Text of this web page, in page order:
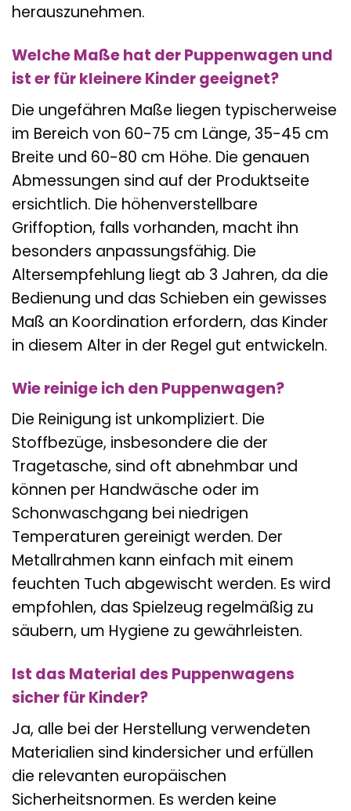
herauszunehmen.
Welche Maße hat der Puppenwagen und
ist er für kleinere Kinder geeignet?
Die ungefähren Maße liegen typischerweise
im Bereich von 60-75 cm Länge, 35-45 cm
Breite und 60-80 cm Höhe. Die genauen
Abmessungen sind auf der Produktseite
ersichtlich. Die höhenverstellbare
Griffoption, falls vorhanden, macht ihn
besonders anpassungsfähig. Die
Altersempfehlung liegt ab 3 Jahren, da die
Bedienung und das Schieben ein gewisses
Maß an Koordination erfordern, das Kinder
in diesem Alter in der Regel gut entwickeln.
Wie reinige ich den Puppenwagen?
Die Reinigung ist unkompliziert. Die
Stoffbezüge, insbesondere die der
Tragetasche, sind oft abnehmbar und
können per Handwäsche oder im
Schonwaschgang bei niedrigen
Temperaturen gereinigt werden. Der
Metallrahmen kann einfach mit einem
feuchten Tuch abgewischt werden. Es wird
empfohlen, das Spielzeug regelmäßig zu
säubern, um Hygiene zu gewährleisten.
Ist das Material des Puppenwagens
sicher für Kinder?
Ja, alle bei der Herstellung verwendeten
Materialien sind kindersicher und erfüllen
die relevanten europäischen
Sicherheitsnormen. Es werden keine